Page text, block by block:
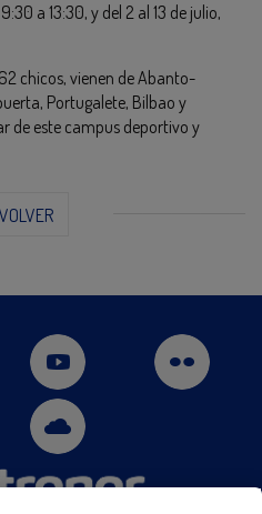
a 13:30, y del 2 al 13 de julio,
chicos, vienen de Abanto-
Portugalete, Bilbao y
de este campus deportivo y
VOLVER